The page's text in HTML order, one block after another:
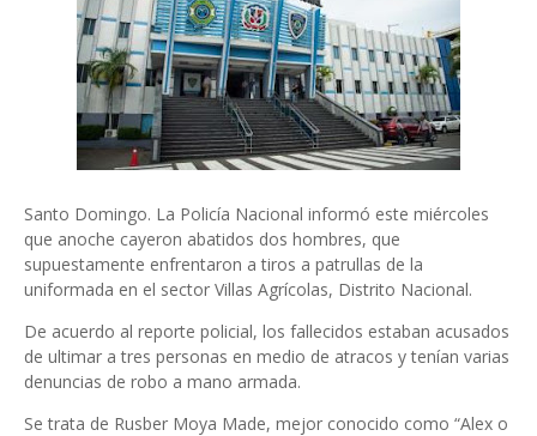
Santo Domingo. La Policía Nacional informó este miércoles
que anoche cayeron abatidos dos hombres, que
supuestamente enfrentaron a tiros a patrullas de la
uniformada en el sector Villas Agrícolas, Distrito Nacional.
De acuerdo al reporte policial, los fallecidos estaban acusados
de ultimar a tres personas en medio de atracos y tenían varias
denuncias de robo a mano armada.
Se trata de Rusber Moya Made, mejor conocido como “Alex o